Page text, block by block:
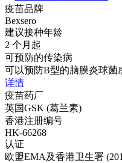
疫苗品牌
Bexsero
建议接种年龄
2 个月起
可预防的传染病
可以预防B型的脑膜炎球菌
详情
疫苗药厂
英国GSK (葛兰素)
香港注册编号
HK-66268
认证
欧盟EMA及香港卫生署